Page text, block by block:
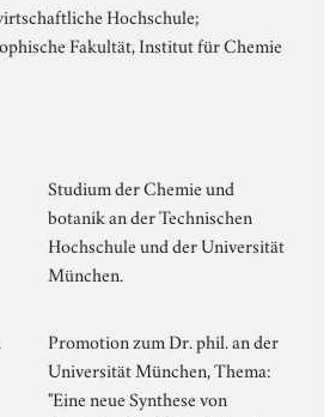
Hochschule;
Fakultät, Institut für Chemie
Studium der Chemie und
botanik an der Technischen
Hochschule und der Universität
München.
Promotion zum Dr. phil. an der
Universität München, Thema:
"Eine neue Synthese von